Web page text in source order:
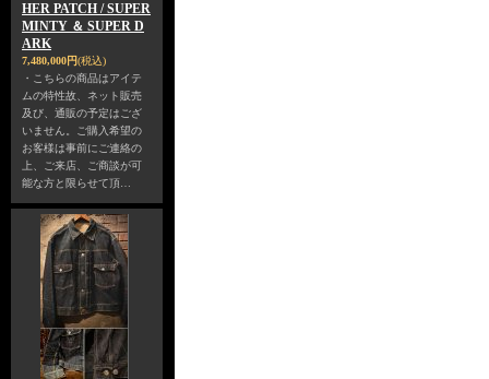
HER PATCH / SUPER
MINTY ＆ SUPER D
ARK
7,480,000円(税込)
・こちらの商品はアイテ
ムの特性故、ネット販売
及び、通販の予定はござ
いません。ご購入希望の
お客様は事前にご連絡の
上、ご来店、ご商談が可
能な方と限らせて頂…